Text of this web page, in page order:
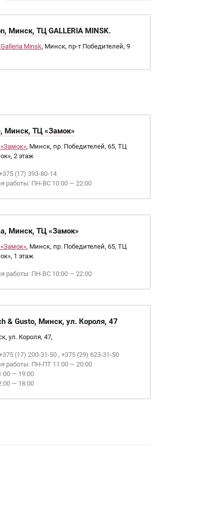
Минск, ТЦ GALLERIA MINSK.
Minsk, Минск, пр-т Победителей, 9
Минск, ТЦ «Замок»
, Минск, пр. Победителей, 65, ТЦ
2 этаж
(17) 393-80-14
работы: ПН-ВС 10:00 — 22:00
Минск, ТЦ «Замок»
, Минск, пр. Победителей, 65, ТЦ
1 этаж
работы: ПН-ВС 10:00 — 22:00
& Gusto, Минск, ул. Короля, 47
ул. Короля, 47,
(17) 200-31-50 , +375 (29) 623-31-50
работы: ПН-ПТ 11:00 — 20:00
— 19:00
— 18:00